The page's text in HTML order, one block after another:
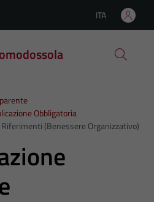
Lingua attiva:
ITA
Obbligatoria
Riferimenti (Benessere Organizzativo)